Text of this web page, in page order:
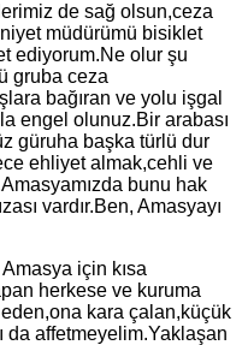
de sağ olsun,ceza
müdürümü bisiklet
ediyorum.Ne olur şu
gruba ceza
bağıran ve yolu işgal
engel olunuz.Bir arabası
güruha başka türlü dur
ehliyet almak,cehli ve
bunu hak
vardır.Ben, Amasyayı
için kısa
herkese ve kuruma
kara çalan,küçük
da affetmeyelim.Yaklaşan